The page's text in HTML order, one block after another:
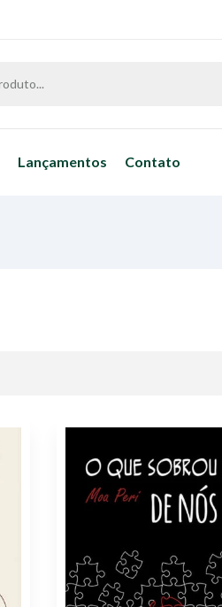
Lançamentos Contato